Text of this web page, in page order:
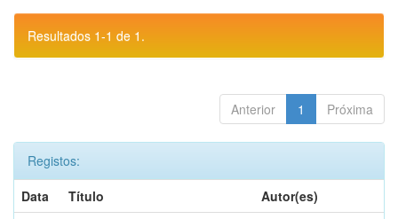
Resultados 1-1 de 1.
Anterior 1 Próxima
Registos:
Data
Título
Autor(es)